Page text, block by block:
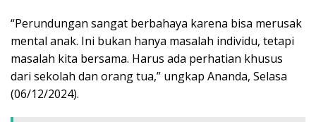
“Perundungan sangat berbahaya karena bisa merusak
mental anak. Ini bukan hanya masalah individu, tetapi
masalah kita bersama. Harus ada perhatian khusus
dari sekolah dan orang tua,” ungkap Ananda, Selasa
(06/12/2024).